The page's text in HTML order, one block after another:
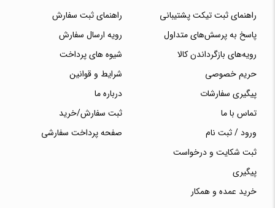
راهنمای ثبت تیکت پشتیبانی
پاسخ به پرسش‌های متداول
رویه‌های بازگرداندن کالا
حریم خصوصی
پیگیری سفارشات
تماس با ما
ورود / ثبت نام
ثبت شکایت و درخواست
پیگیری
خرید عمده و همکار
راهنمای ثبت سفارش
رویه ارسال سفارش
شیوه های پرداخت
شرایط و قوانین
درباره ما
ثبت سفارش/خرید
صفحه پرداخت سفارشی